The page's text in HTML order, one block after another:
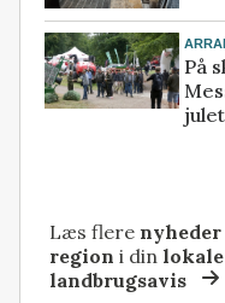
På
Læs flere
region i dinlokale
landbrugsavis